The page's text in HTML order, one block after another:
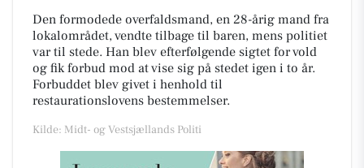
Den formodede overfaldsmand, en 28-årig mand fra
lokalområdet, vendte tilbage til baren, mens politiet
var til stede. Han blev efterfølgende sigtet for vold
og fik forbud mod at vise sig på stedet igen i to år.
Forbuddet blev givet i henhold til
restaurationslovens bestemmelser.
Kilde: Midt- og Vestsjællands Politi